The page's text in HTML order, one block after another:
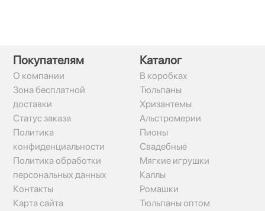
Покупателям
О компании
Зона бесплатной
доставки
Статус заказа
Политика
конфиденциальности
Политика обработки
персональных данных
Контакты
Карта сайта
Каталог
В коробках
Тюльпаны
Хризантемы
Альстромерии
Пионы
Свадебные
Мягкие игрушки
Каллы
Ромашки
Тюльпаны оптом